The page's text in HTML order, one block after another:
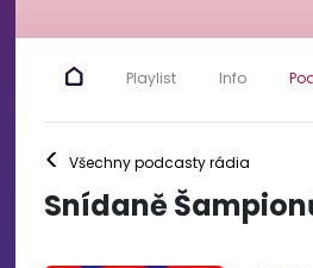
Playlist Info
< Všechny podcasty rádia
Snídaně